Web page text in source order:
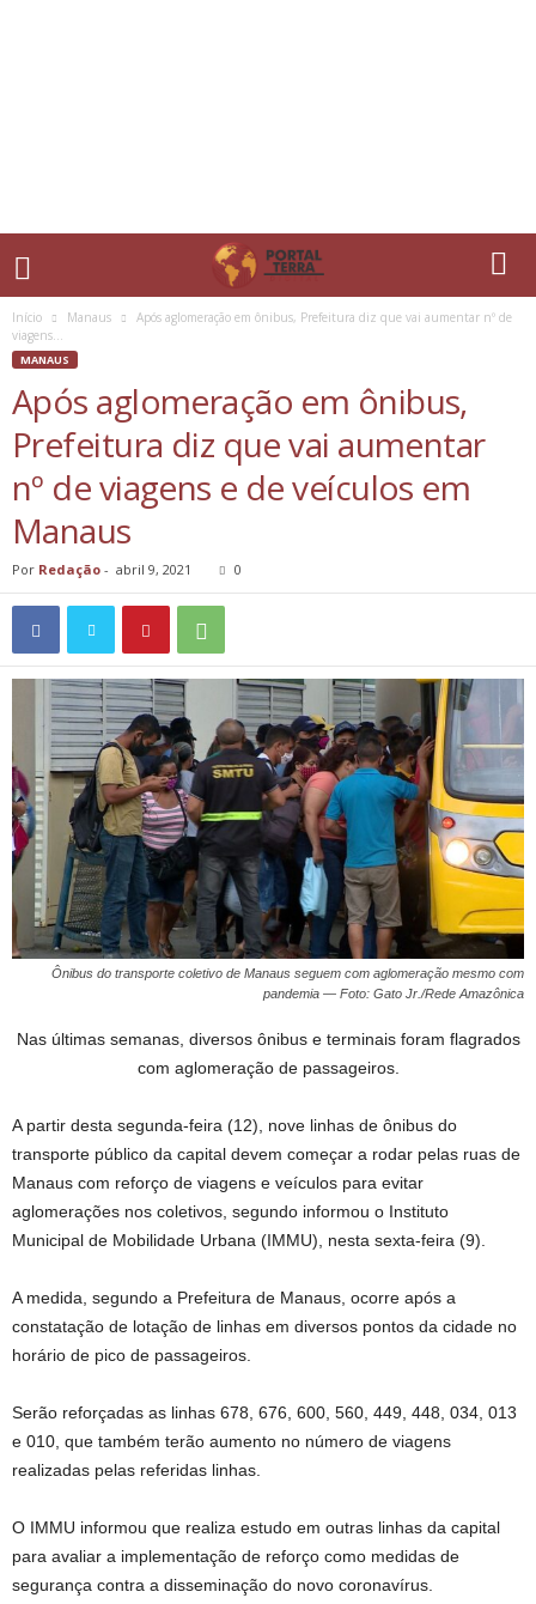
Início Manaus
Após aglomeração em ônibus, Prefeitura diz que vai aumentar nº de
viagens...
MANAUS
Após aglomeração em ônibus,
Prefeitura diz que vai aumentar
nº de viagens e de veículos em
Manaus
Por Redação - abril 9, 2021 0
Ônibus do transporte coletivo de Manaus seguem com aglomeração mesmo com
pandemia — Foto: Gato Jr./Rede Amazônica
Nas últimas semanas, diversos ônibus e terminais foram flagrados
com aglomeração de passageiros.
A partir desta segunda-feira (12), nove linhas de ônibus do
transporte público da capital devem começar a rodar pelas ruas de
Manaus com reforço de viagens e veículos para evitar
aglomerações nos coletivos, segundo informou o Instituto
Municipal de Mobilidade Urbana (IMMU), nesta sexta-feira (9).
A medida, segundo a Prefeitura de Manaus, ocorre após a
constatação de lotação de linhas em diversos pontos da cidade no
horário de pico de passageiros.
Serão reforçadas as linhas 678, 676, 600, 560, 449, 448, 034, 013
e 010, que também terão aumento no número de viagens
realizadas pelas referidas linhas.
O IMMU informou que realiza estudo em outras linhas da capital
para avaliar a implementação de reforço como medidas de
segurança contra a disseminação do novo coronavírus.